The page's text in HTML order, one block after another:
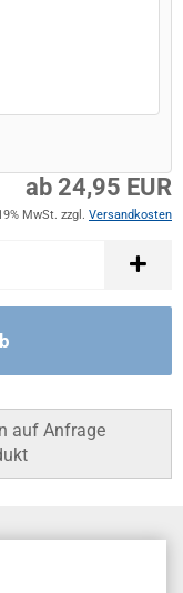
ab 24,95 EUR
MwSt. zzgl. Versandkosten
auf Anfrage